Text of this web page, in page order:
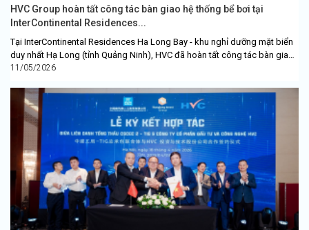
HVC Group hoàn tất công tác bàn giao hệ thống bể bơi tại
InterContinental Residences...
Tại InterContinental Residences Ha Long Bay - khu nghỉ dưỡng mặt biển
duy nhất Hạ Long (tỉnh Quảng Ninh), HVC đã hoàn tất công tác bàn giao
hệ thống bể...
11/05/2026